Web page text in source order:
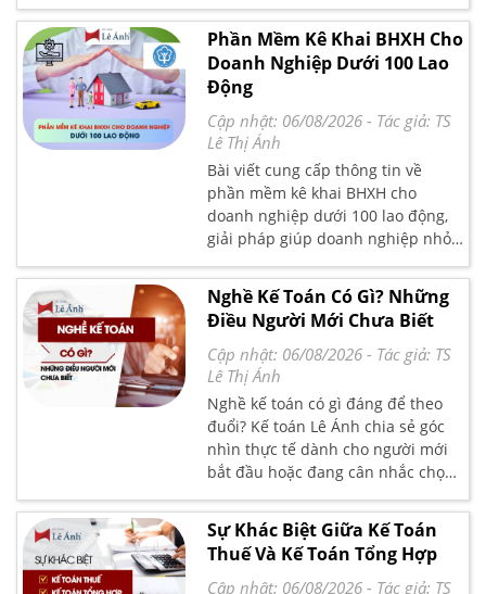
Phần Mềm Kê Khai BHXH Cho
Doanh Nghiệp Dưới 100 Lao
Động
Cập nhật: 06/08/2026 - Tác giả: TS
Lê Thị Ánh
Bài viết cung cấp thông tin về
phần mềm kê khai BHXH cho
doanh nghiệp dưới 100 lao động,
giải pháp giúp doanh nghiệp nhỏ
thực hiện nghĩa vụ bảo hiểm xã
hội một cách nhanh chóng, chính
xác và tuân thủ đúng quy định
pháp lý. Bài viết làm rõ các lợi ích
như tiết kiệm thời gian, giảm sai
sót và tăng cường hiệu quả quản
lý. Ngoài ra, bài viết giới thiệu các
phần mềm phổ biến như eBH,
VNPT-BHXH và iBHXH, với các tính
năng nổi bật như tính toán tự
và cập nhật chính sách mới. Cuối
cùng, bài viết hướng dẫn cách
chọn phần mềm phù hợp, giúp
doanh nghiệp nhỏ dễ dàng kê khai
Nghề Kế Toán Có Gì? Những
Điều Người Mới Chưa Biết
Cập nhật: 06/08/2026 - Tác giả: TS
Lê Thị Ánh
Nghề kế toán có gì đáng để theo
đuổi? Kế toán Lê Ánh chia sẻ góc
nhìn thực tế dành cho người mới
bắt đầu hoặc đang cân nhắc chọn
nghề.
Sự Khác Biệt Giữa Kế Toán
Thuế Và Kế Toán Tổng Hợp
Cập nhật: 06/08/2026 - Tác giả: TS